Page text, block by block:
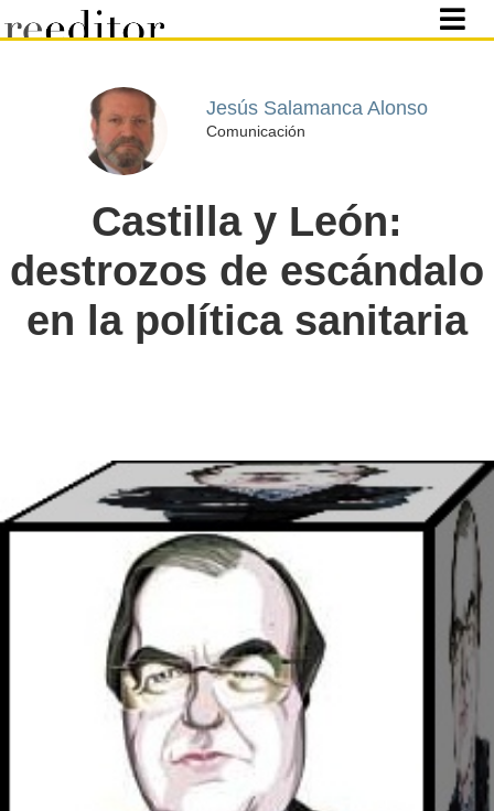
Jesús Salamanca Alonso
Comunicación
Castilla y León:
destrozos de escándalo
en la política sanitaria